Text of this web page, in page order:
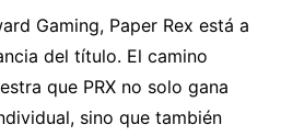
Gaming, Paper Rex está a
del título. El camino
que PRX no solo gana
sino que también